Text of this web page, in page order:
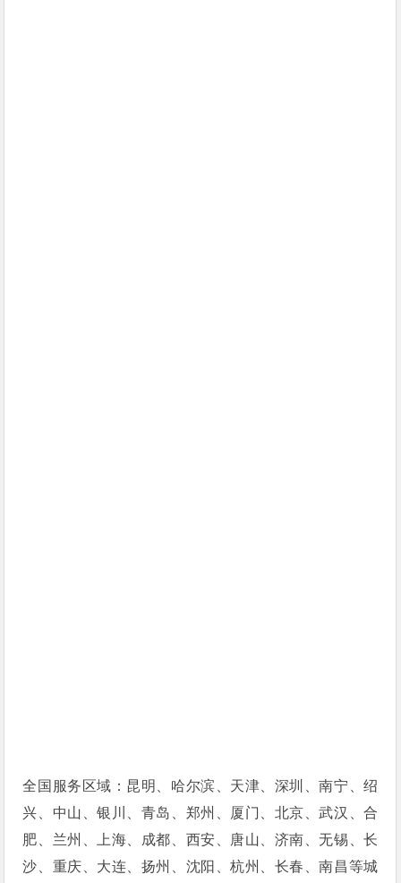
全国服务区域：昆明、哈尔滨、天津、深圳、南宁、绍
兴、中山、银川、青岛、郑州、厦门、北京、武汉、合
肥、兰州、上海、成都、西安、唐山、济南、无锡、长
沙、重庆、大连、扬州、沈阳、杭州、长春、南昌等城